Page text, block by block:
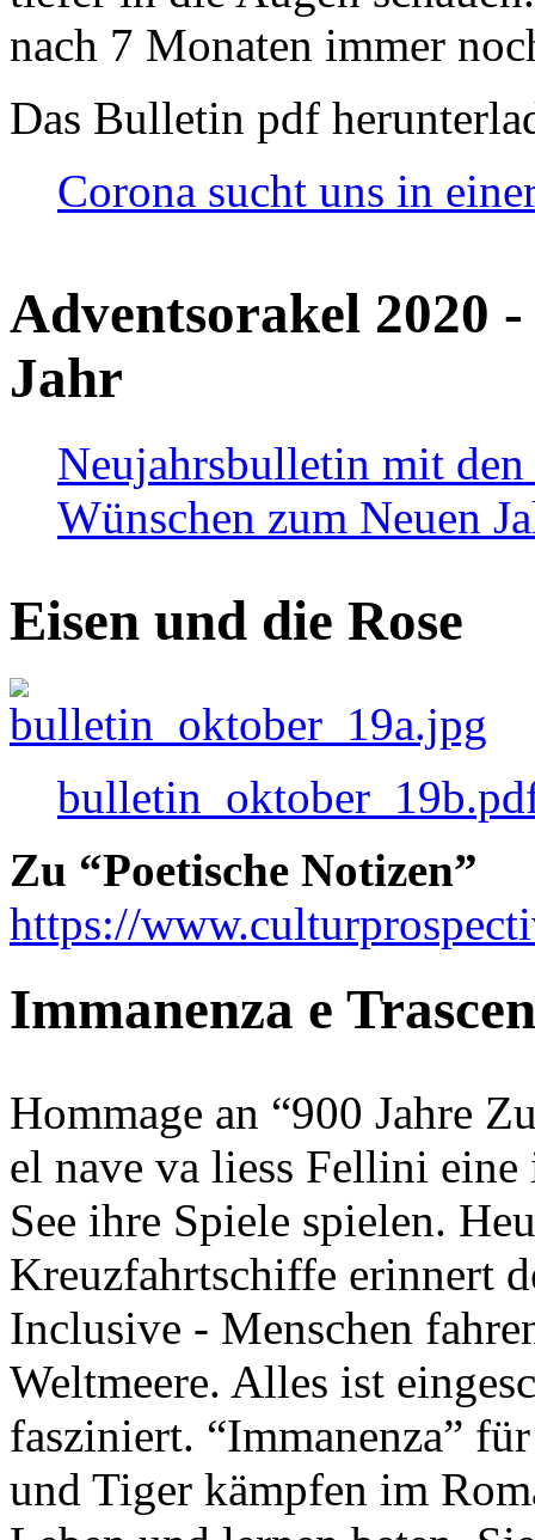
nach 7 Monaten immer
Das Bulletin pdf
Corona sucht uns in
Adventsorakel 2020
Jahr
Neujahrsbulletin mit den
Wünschen zum Neuen
Eisen und die Rose
Zu “Poetische Notizen”
https://
Immanenza e
Hommage an “900 Jahre
el nave va liess Fellini
See ihre Spiele spielen.
Kreuzfahrtschiffe erinnert
Inclusive - Menschen
Weltmeere. Alles ist
fasziniert. “Immanenza”
und Tiger kämpfen im